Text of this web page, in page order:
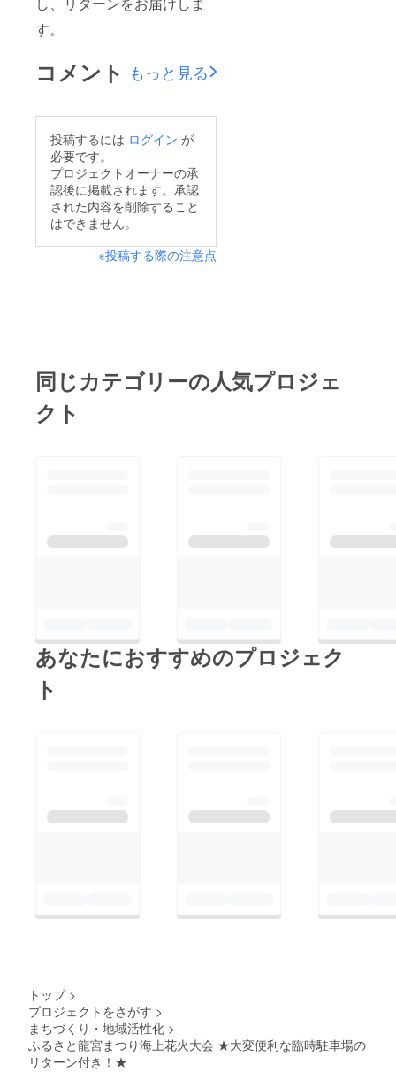
す。
コメント もっと見る
投稿するには ログイン が
必要です。
プロジェクトオーナーの承
認後に掲載されます。承認
された内容を削除すること
はできません。
※投稿する際の注意点
同じカテゴリーの人気プロジェ
クト
あなたにおすすめのプロジェク
ト
トップ >
プロジェクトをさがす >
まちづくり・地域活性化 >
ふるさと龍宮まつり海上花火大会 ★大変便利な臨時駐車場の
リターン付き！★